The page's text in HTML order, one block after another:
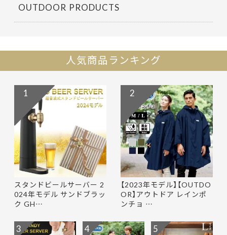
OUTDOOR PRODUCTS
人気商品ランキング
スタンドビールサーバー 2
024年モデル サンドブラッ
ク GH…
1
【2023年モデル】【OUTDO
OR】アウトドア レインポ
ンチョ …
2
3 4 5